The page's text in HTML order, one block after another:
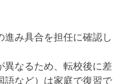
進み具合を担任に確認し
異なるため、転校後に差
語など）は家庭で復習で